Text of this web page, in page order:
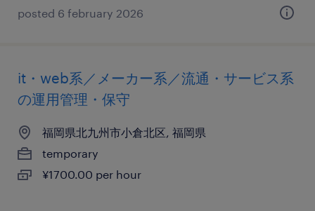
posted 6 february 2026
it・web系／メーカー系／流通・サービス系
の運用管理・保守
福岡県北九州市小倉北区, 福岡県
temporary
¥1700.00 per hour